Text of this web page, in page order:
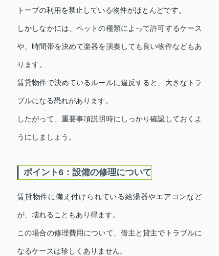
トーブの利用を禁止している物件がほとんどです。
しかしなかには、ペットの種類によって許可するケース
や、時間帯を決めて楽器を演奏しても良い物件などもあ
ります。
賃貸物件で決めているルールに違反すると、大きなトラ
ブルになる恐れがあります。
したがって、重要事項説明時にしっかり確認しておくよ
うにしましょう。
ポイント6：設備の修理について
賃貸物件に備え付けられている給湯器やエアコンなど
が、壊れることもあり得ます。
この場合の修理費用について、借主と貸主でトラブルに
なるケースは珍しくありません。